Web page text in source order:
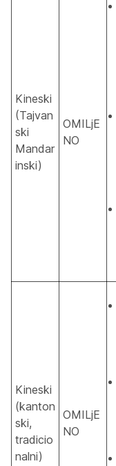
Kineski
(Tajvan
ski
Mandar
inski)
OMILjE
NO
Kineski
(kanton
ski,
tradicio
nalni)
OMILjE
NO